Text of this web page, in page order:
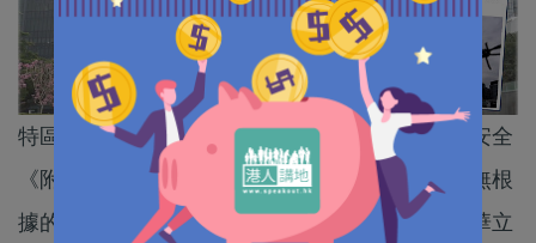
特區政府強烈譴責《華盛頓郵報》有關維護國家安全
《附屬法例》的社論，指文章進行肆意誹謗和毫無根
據的指控，明顯揭露了《華盛頓郵報》無理的反華立